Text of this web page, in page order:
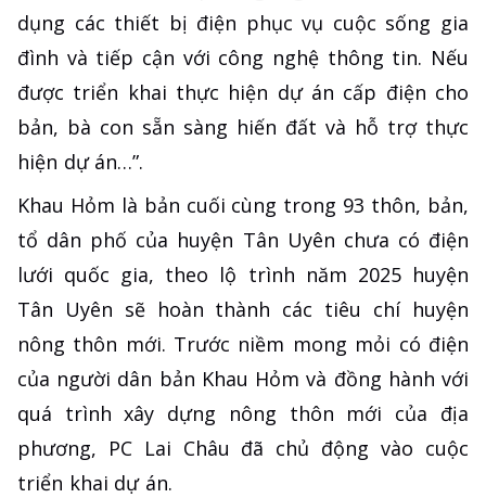
dụng các thiết bị điện phục vụ cuộc sống gia
đình và tiếp cận với công nghệ thông tin. Nếu
được triển khai thực hiện dự án cấp điện cho
bản, bà con sẵn sàng hiến đất và hỗ trợ thực
hiện dự án…”.
Khau Hỏm là bản cuối cùng trong 93 thôn, bản,
tổ dân phố của huyện Tân Uyên chưa có điện
lưới quốc gia, theo lộ trình năm 2025 huyện
Tân Uyên sẽ hoàn thành các tiêu chí huyện
nông thôn mới. Trước niềm mong mỏi có điện
của người dân bản Khau Hỏm và đồng hành với
quá trình xây dựng nông thôn mới của địa
phương, PC Lai Châu đã chủ động vào cuộc
triển khai dự án.